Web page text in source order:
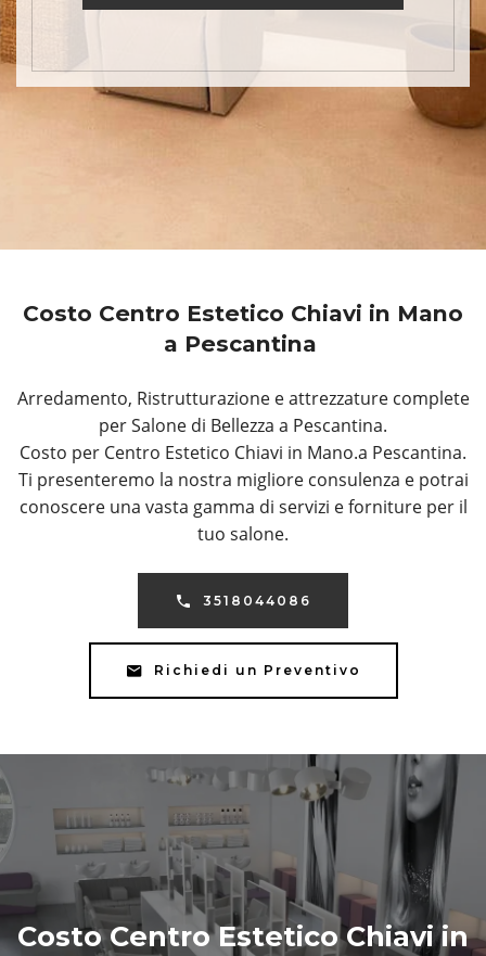
Costo Centro Estetico Chiavi in Mano
a Pescantina
Arredamento, Ristrutturazione e attrezzature complete
per Salone di Bellezza a Pescantina.
Costo per Centro Estetico Chiavi in Mano.a Pescantina.
Ti presenteremo la nostra migliore consulenza e potrai
conoscere una vasta gamma di servizi e forniture per il
tuo salone.
3518044086
Richiedi un Preventivo
Costo Centro Estetico Chiavi in